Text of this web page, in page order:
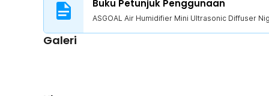
Buku Petunjuk Penggunaan
ASGOAL Air Humidifier Mini Ultrasonic Diffuser
Galeri